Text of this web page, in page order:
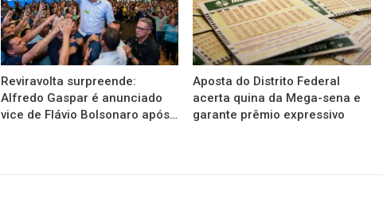
Reviravolta surpreende:
Alfredo Gaspar é anunciado
vice de Flávio Bolsonaro após…
Aposta do Distrito Federal
acerta quina da Mega-sena e
garante prêmio expressivo